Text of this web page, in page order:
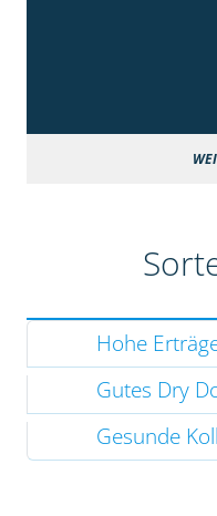
Hohe
Gutes Dry
Gesunde